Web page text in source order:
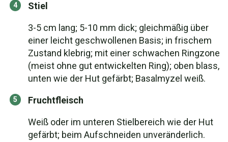
Stiel
3-5 cm lang; 5-10 mm dick; gleichmäßig über
einer leicht geschwollenen Basis; in frischem
Zustand klebrig; mit einer schwachen Ringzone
(meist ohne gut entwickelten Ring); oben blass,
unten wie der Hut gefärbt; Basalmyzel weiß.
Fruchtfleisch
Weiß oder im unteren Stielbereich wie der Hut
gefärbt; beim Aufschneiden unveränderlich.